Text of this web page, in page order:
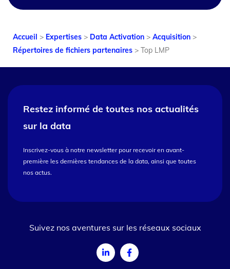
Accueil > Expertises > Data Activation > Acquisition >
Répertoires de fichiers partenaires > Top LMP
Restez informé de toutes nos actualités
sur la data
Inscrivez-vous à notre newsletter pour recevoir en avant-
première les dernières tendances de la data, ainsi que toutes
nos actus.
Suivez nos aventures sur les réseaux sociaux